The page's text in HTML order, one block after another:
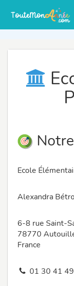
Ecole
Alexandra
6-8 rue Saint-
78770
France
01 30 41